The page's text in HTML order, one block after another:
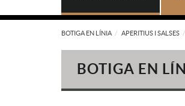
BOTIGA EN LÍNIA APERITIUS I SALSES
BOTIGA EN